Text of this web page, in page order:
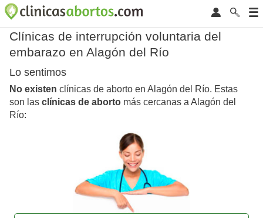
Clínicas de interrupción voluntaria del
embarazo en Alagón del Río
Lo sentimos
No existen clínicas de aborto en Alagón del Río. Estas
son las clínicas de aborto más cercanas a Alagón del
Río: